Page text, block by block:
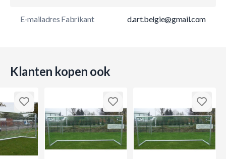
E-mailadres Fabrikant d.art.belgie@gmail.com
Klanten kopen ook